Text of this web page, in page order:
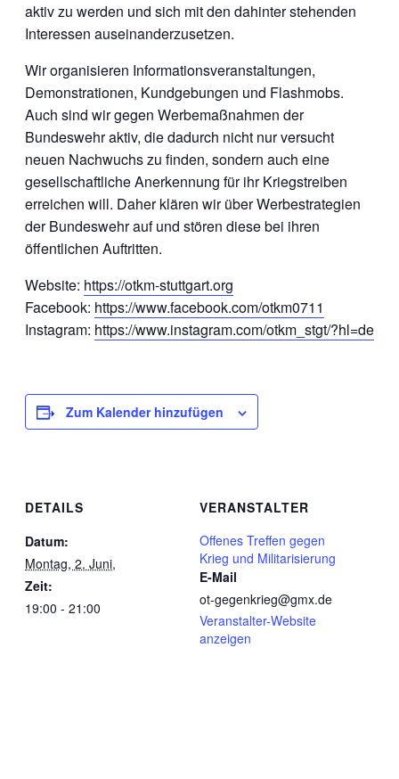
aktiv zu werden und sich mit den dahinter stehenden
Interessen auseinanderzusetzen.
Wir organisieren Informationsveranstaltungen,
Demonstrationen, Kundgebungen und Flashmobs.
Auch sind wir gegen Werbemaßnahmen der
Bundeswehr aktiv, die dadurch nicht nur versucht
neuen Nachwuchs zu finden, sondern auch eine
gesellschaftliche Anerkennung für ihr Kriegstreiben
erreichen will. Daher klären wir über Werbestrategien
der Bundeswehr auf und stören diese bei ihren
öffentlichen Auftritten.
Website: https://otkm-stuttgart.org
Facebook: https://www.facebook.com/otkm0711
Instagram: https://www.instagram.com/otkm_stgt/?hl=de
Zum Kalender hinzufügen
DETAILS
Datum:
Montag, 2. Juni,
Zeit:
19:00 - 21:00
VERANSTALTER
Offenes Treffen gegen
Krieg und Militarisierung
E-Mail
ot-gegenkrieg@gmx.de
Veranstalter-Website
anzeigen